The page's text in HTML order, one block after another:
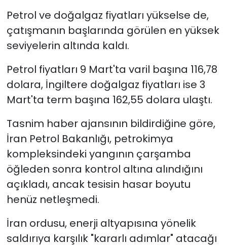
Petrol ve doğalgaz fiyatları yükselse de,
çatışmanın başlarında görülen en yüksek
seviyelerin altında kaldı.
Petrol fiyatları 9 Mart'ta varil başına 116,78
dolara, İngiltere doğalgaz fiyatları ise 3
Mart'ta term başına 162,55 dolara ulaştı.
Tasnim haber ajansının bildirdiğine göre,
İran Petrol Bakanlığı, petrokimya
kompleksindeki yangının çarşamba
öğleden sonra kontrol altına alındığını
açıkladı, ancak tesisin hasar boyutu
henüz netleşmedi.
İran ordusu, enerji altyapısına yönelik
saldırıya karşılık "kararlı adımlar" atacağı